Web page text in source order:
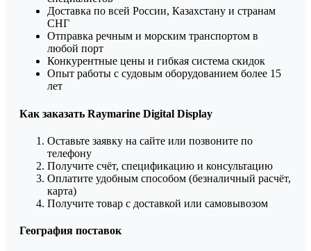
Доставка по всей России, Казахстану и странам
СНГ
Отправка речным и морским транспортом в
любой порт
Конкурентные цены и гибкая система скидок
Опыт работы с судовым оборудованием более 15
лет
Как заказать Raymarine Digital Display
Оставьте заявку на сайте или позвоните по
телефону
Получите счёт, спецификацию и консультацию
Оплатите удобным способом (безналичный расчёт,
карта)
Получите товар с доставкой или самовывозом
География поставок